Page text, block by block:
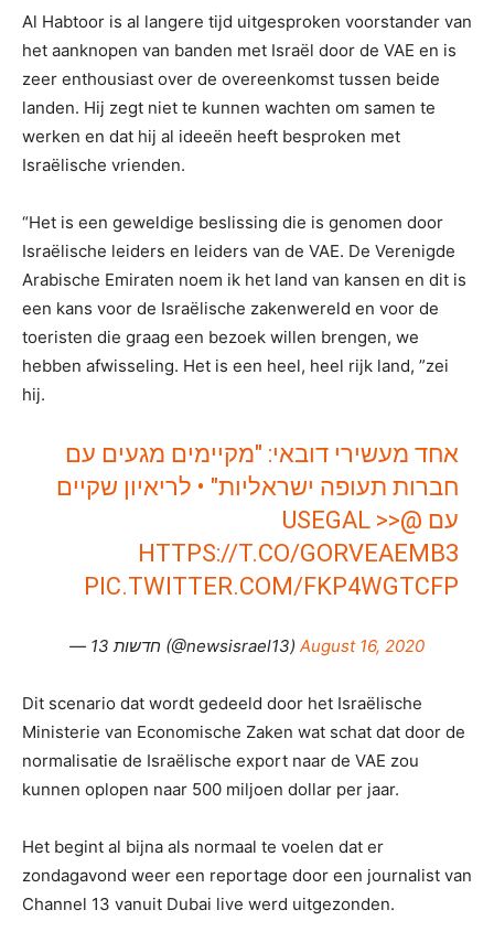
Al Habtoor is al langere tijd uitgesproken voorstander van
het aanknopen van banden met Israël door de VAE en is
zeer enthousiast over de overeenkomst tussen beide
landen. Hij zegt niet te kunnen wachten om samen te
werken en dat hij al ideeën heeft besproken met
Israëlische vrienden.
“Het is een geweldige beslissing die is genomen door
Israëlische leiders en leiders van de VAE. De Verenigde
Arabische Emiraten noem ik het land van kansen en dit is
een kans voor de Israëlische zakenwereld en voor de
toeristen die graag een bezoek willen brengen, we
hebben afwisseling. Het is een heel, heel rijk land, ”zei
hij.
אחד מעשירי דובאי: "מקיימים מגעים עם
חברות תעופה ישראליות" • לריאיון שקיים
עם @USEGAL
>>
HTTPS://T.CO/GORVEAEMB3
PIC.TWITTER.COM/FKP4WGTCFP
— חדשות 13 (@newsisrael13) August 16, 2020
Dit scenario dat wordt gedeeld door het Israëlische
Ministerie van Economische Zaken wat schat dat door de
normalisatie de Israëlische export naar de VAE zou
kunnen oplopen naar 500 miljoen dollar per jaar.
Het begint al bijna als normaal te voelen dat er
zondagavond weer een reportage door een journalist van
Channel 13 vanuit Dubai live werd uitgezonden.